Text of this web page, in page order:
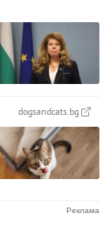
dogsandcats.bg